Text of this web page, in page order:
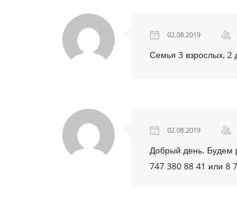
02.08.2019
Семья 3 взрослых, 2
02.08.2019
Добрый день. Будем
747 380 88 41 или 8